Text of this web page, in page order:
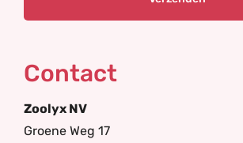
Contact
Zoolyx NV
Groene Weg 17